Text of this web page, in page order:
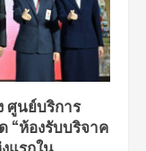
ศูนย์บริการ
“ห้องรับบริจาค